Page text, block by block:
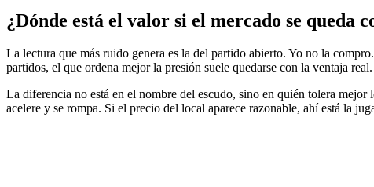
¿Dónde está el valor si el mercado se queda
La lectura que más ruido genera es la del partido abierto. Yo no la
partidos, el que ordena mejor la presión suele quedarse con la ventaja real.
La diferencia no está en el nombre del escudo, sino en quién tolera
acelere y se rompa. Si el precio del local aparece razonable, ahí está la